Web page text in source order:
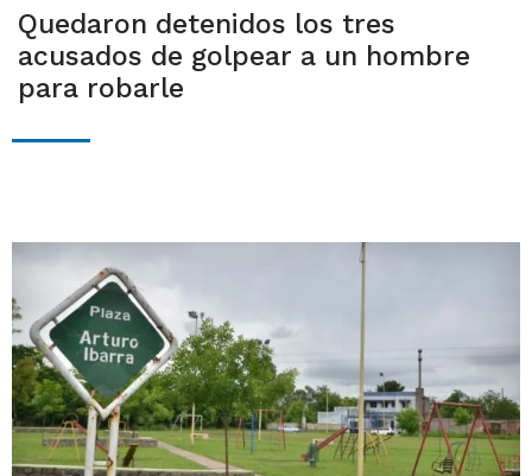
Quedaron detenidos los tres
acusados de golpear a un hombre
para robarle